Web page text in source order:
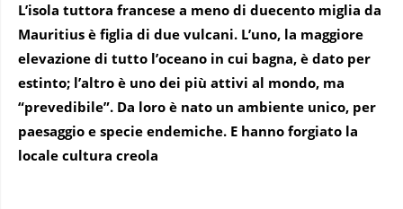
L’isola tuttora francese a meno di duecento miglia da
Mauritius è figlia di due vulcani. L’uno, la maggiore
elevazione di tutto l’oceano in cui bagna, è dato per
estinto; l’altro è uno dei più attivi al mondo, ma
“prevedibile”. Da loro è nato un ambiente unico, per
paesaggio e specie endemiche. E hanno forgiato la
locale cultura creola